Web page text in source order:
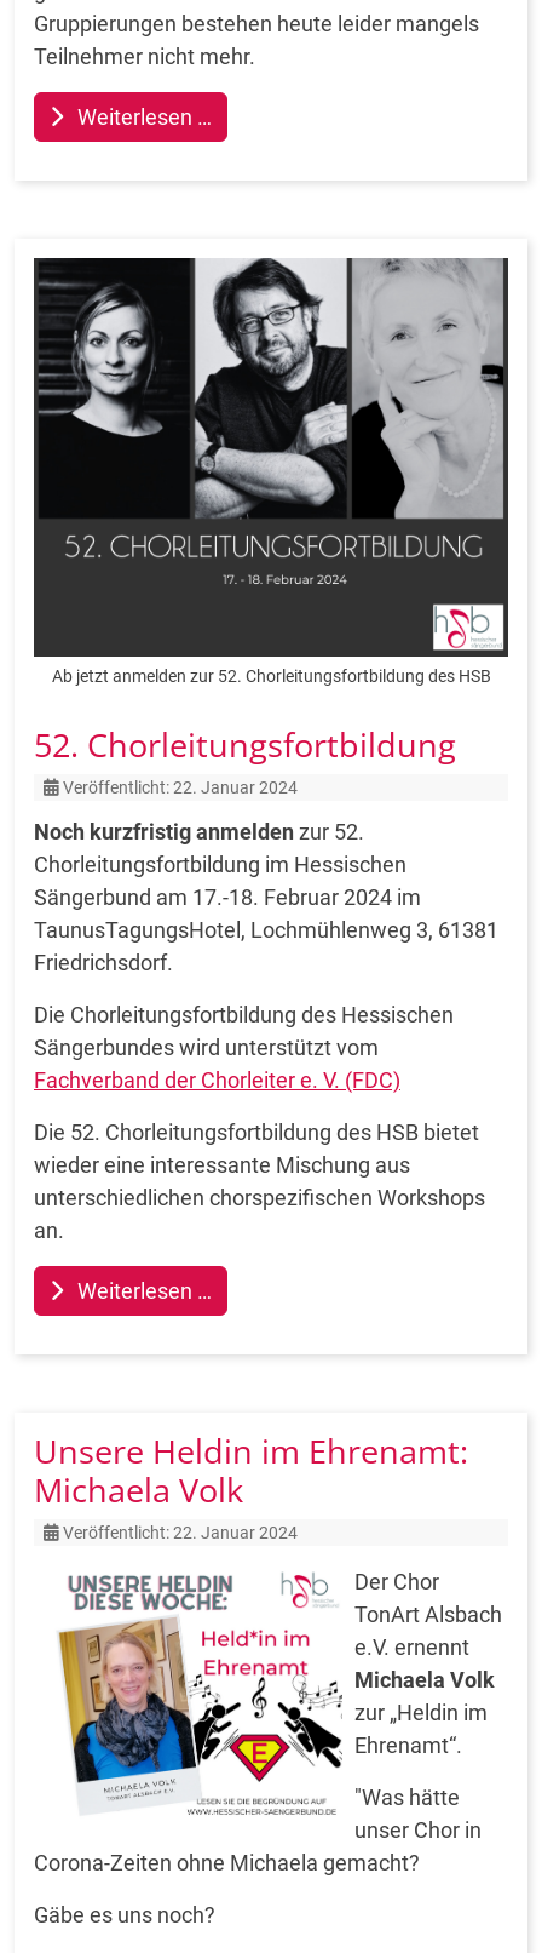
Gruppierungen bestehen heute leider mangels
Teilnehmer nicht mehr.
Weiterlesen …
Ab jetzt anmelden zur 52. Chorleitungsfortbildung des HSB
52. Chorleitungsfortbildung
Details
Veröffentlicht: 22. Januar 2024
Noch kurzfristig anmeldenzur 52.
Chorleitungsfortbildung im Hessischen
Sängerbund am 17.-18. Februar 2024 im
TaunusTagungsHotel, Lochmühlenweg 3, 61381
Friedrichsdorf.
Die Chorleitungsfortbildung des Hessischen
Sängerbundes wird unterstützt vom
Fachverband der Chorleiter e. V. (FDC)
Die 52. Chorleitungsfortbildung des HSB bietet
wieder eine interessante Mischung aus
unterschiedlichen chorspezifischen Workshops
an.
Weiterlesen …
Unsere Heldin im Ehrenamt:
Michaela Volk
Details
Veröffentlicht: 22. Januar 2024
Der Chor
TonArt Alsbach
e.V. ernennt
Michaela Volk
zur „Heldin im
Ehrenamt“.
"Was hätte
unser Chor in
Corona-Zeiten ohne Michaela gemacht?
Gäbe es uns noch?